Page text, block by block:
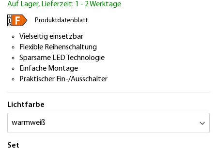
springen
Auf Lager, Lieferzeit: 1 - 2 Werktage
Produktdatenblatt
Vielseitig einsetzbar
Flexible Reihenschaltung
Sparsame LED Technologie
Einfache Montage
Praktischer Ein-/Ausschalter
Lichtfarbe
Set